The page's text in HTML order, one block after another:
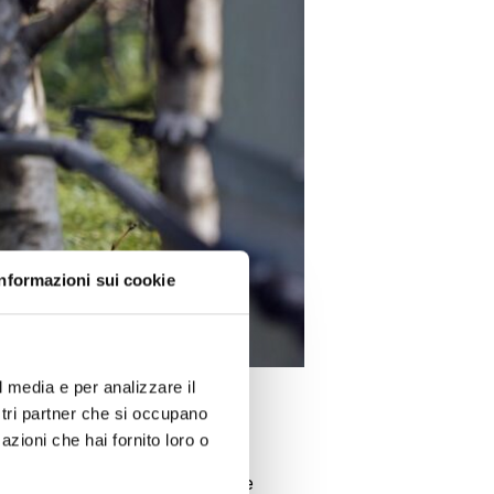
sui cookie
e per analizzare il
partner che si occupano
che hai fornito loro o
El agua congelada emite